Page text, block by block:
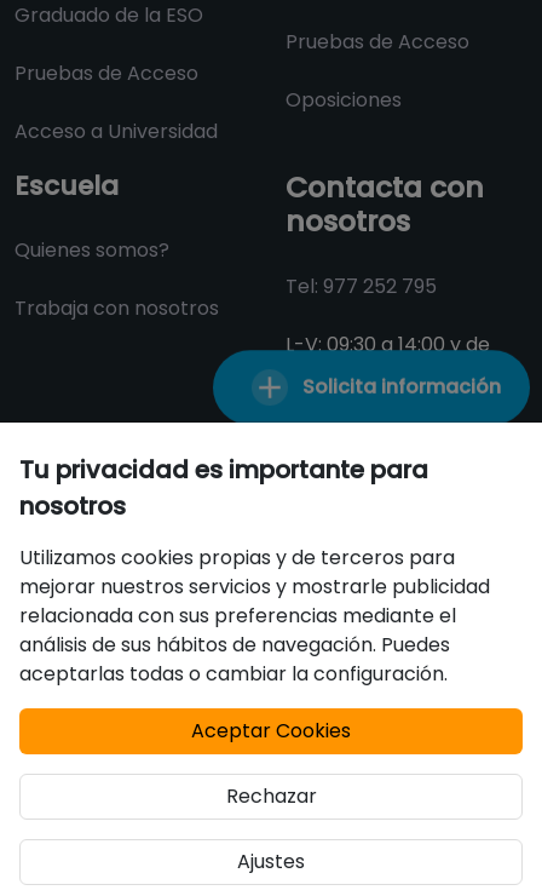
Solicita información
Graduado de la ESO
Pruebas de Acceso
Acceso a Universidad
Pruebas de Acceso
Oposiciones
Escuela
Quienes somos?
Trabaja con nosotros
Contacta con
nosotros
Tel: 977 252 795
L-V: 09:30 a 14:00 y de
15:00 a 18:30
Certificados
Aviso Legal Política de privacidad Política de
Tu privacidad es importante para
nosotros
Utilizamos cookies propias y de terceros para
mejorar nuestros servicios y mostrarle publicidad
relacionada con sus preferencias mediante el
análisis de sus hábitos de navegación. Puedes
aceptarlas todas o cambiar la configuración.
Ajustes
Rechazar
Aceptar Cookies